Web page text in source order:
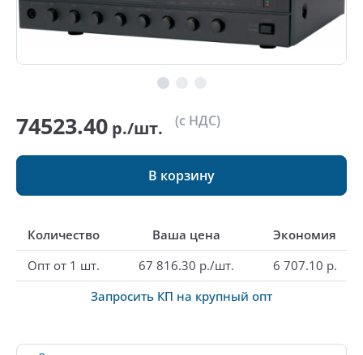
74523.40 р./шт. (с НДС)
В корзину
Количество Ваша цена
Экономия
Опт от 1 шт.
67 816.30 р./шт.
6 707.10 р.
Запросить КП на крупный опт